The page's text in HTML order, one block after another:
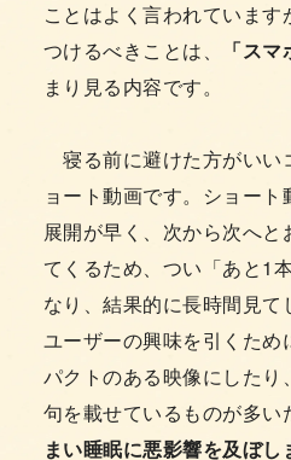
ことはよく言われていま
つけるべきことは、
「ス
まり見る内容です。
寝る前に避けた方がいい
ョート動画です。ショー
展開が早く、次から次へと
てくるため、つい「あと1
なり、結果的に長時間見て
ユーザーの興味を引くため
パクトのある映像にしたり
句を載せているものが多い
まい睡眠に悪影響を及ぼし